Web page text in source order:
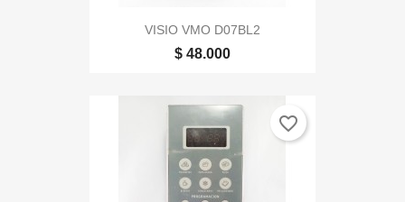
VISIO VMO D07BL2
$ 48.000
favorite_border